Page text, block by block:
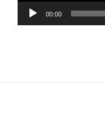
00:00